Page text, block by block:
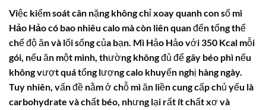
Việc kiểm soát cân nặng không chỉ xoay quanh con số mì
Hảo Hảo có bao nhiêu calo mà còn liên quan đến tổng thể
chế độ ăn và lối sống của bạn. Mì Hảo Hảo với 350 Kcal mỗi
gói, nếu ăn một mình, thường không đủ để gây béo phì nếu
không vượt quá tổng lượng calo khuyến nghị hàng ngày.
Tuy nhiên, vấn đề nằm ở chỗ mì ăn liền cung cấp chủ yếu là
carbohydrate và chất béo, nhưng lại rất ít chất xơ và